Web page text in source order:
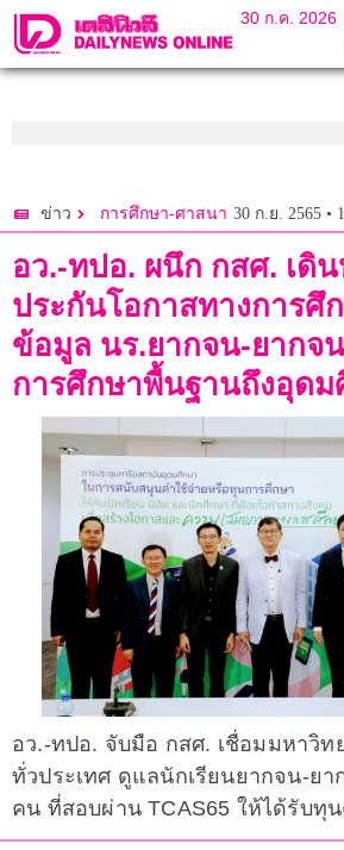
30 ก.ค. 2026
ข่าว การศึกษา-ศาสนา 30 ก.ย. 2565 •
อว.-ทปอ. ผนึก กสศ. เดิ
ประกันโอกาสทางการศึ
ข้อมูล นร.ยากจน-ยากจ
การศึกษาพื้นฐานถึงอุดม
อว.-ทปอ. จับมือ กสศ. เชื่อมมหาวิท
ทั่วประเทศ ดูแลนักเรียนยากจน-ย
คน ที่สอบผ่าน TCAS65 ให้ได้รับทุน